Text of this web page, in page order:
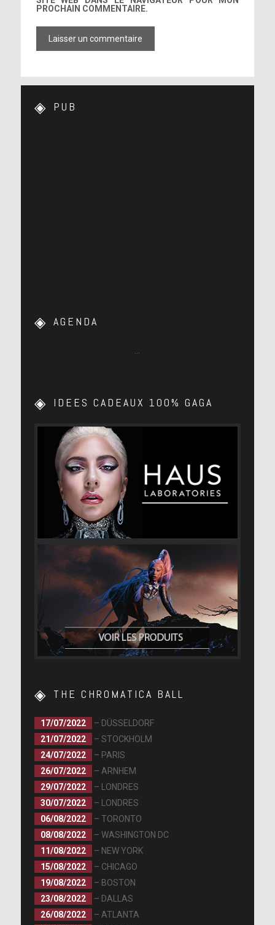
PROCHAIN COMMENTAIRE.
PUB
AGENDA
IDEES CADEAUX 100% GAGA
THE CHROMATICA BALL
17/07/2022
– DÜSSELDORF
21/07/2022
– STOCKHOLM
24/07/2022
– PARIS
26/07/2022
– ARNHEM
29/07/2022
– LONDRES
30/07/2022
– LONDRES
06/08/2022
– TORONTO
08/08/2022
– WASHINGTON DC
11/08/2022
– NEW YORK
15/08/2022
– CHICAGO
19/08/2022
– BOSTON
23/08/2022
– DALLAS
26/08/2022
– ATLANTA